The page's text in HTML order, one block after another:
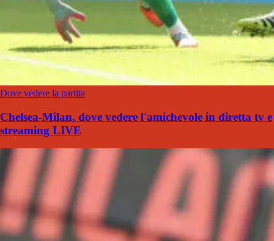
Dove vedere la partita
Chelsea-Milan, dove vedere l'amichevole in diretta tv e
streaming LIVE